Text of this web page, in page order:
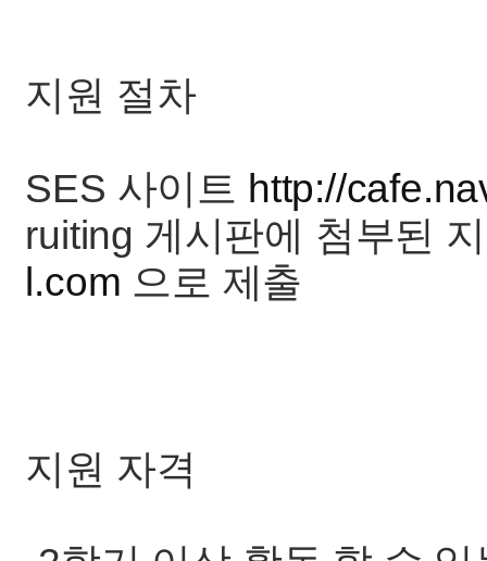
지원 절차
SES 사이트 http://
ruiting 게시판에 첨부된
l.com 으로 제출
지원 자격